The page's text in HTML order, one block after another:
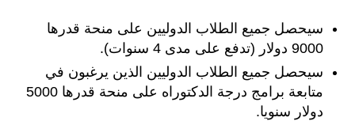
سيحصل جميع الطلاب الدوليين على منحة قدرها
9000 دولار (تدفع على مدى 4 سنوات).
سيحصل جميع الطلاب الدوليين الذين يرغبون في
متابعة برامج درجة الدكتوراه على منحة قدرها 5000
دولار سنويا.